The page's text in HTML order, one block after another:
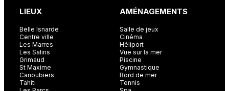
LIEUX
Belle Isnarde
Centre ville
Les Marres
Les Salins
Grimaud
St Maxime
Canoubiers
Tahiti
AMÉNAGEMENTS
Salle de jeux
Cinéma
Héliport
Vue sur la mer
Piscine
Gymnastique
Bord de mer
Tennis